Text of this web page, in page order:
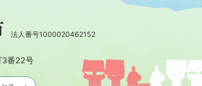
法人番号1000020462152
番22号